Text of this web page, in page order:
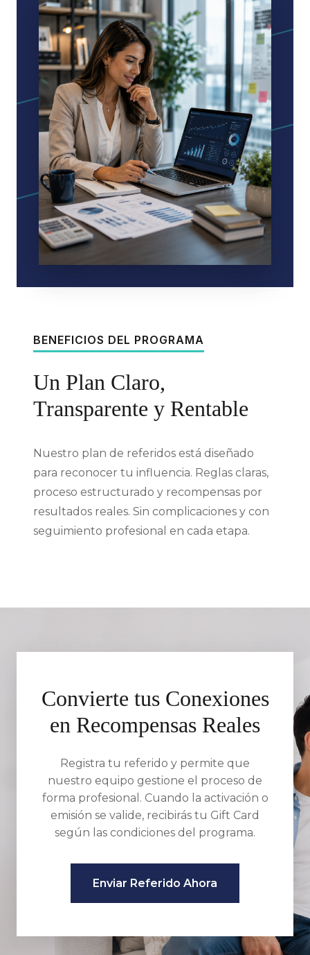
BENEFICIOS DEL PROGRAMA
Un Plan Claro,
Transparente y Rentable
Nuestro plan de referidos está diseñado
para reconocer tu influencia. Reglas claras,
proceso estructurado y recompensas por
resultados reales. Sin complicaciones y con
seguimiento profesional en cada etapa.
Convierte tus Conexiones
en Recompensas Reales
Registra tu referido y permite que
nuestro equipo gestione el proceso de
forma profesional. Cuando la activación o
emisión se valide, recibirás tu Gift Card
según las condiciones del programa.
Enviar Referido Ahora